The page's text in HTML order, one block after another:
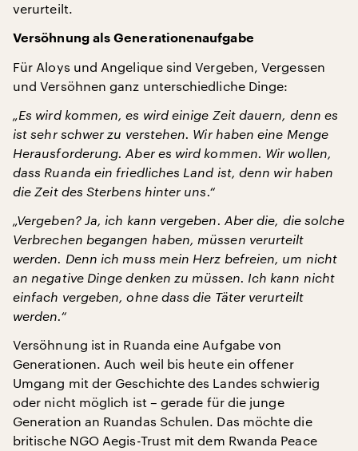
verurteilt.
Versöhnung als Generationenaufgabe
Für Aloys und Angelique sind Vergeben, Vergessen
und Versöhnen ganz unterschiedliche Dinge:
„Es wird kommen, es wird einige Zeit dauern, denn es
ist sehr schwer zu verstehen. Wir haben eine Menge
Herausforderung. Aber es wird kommen. Wir wollen,
dass Ruanda ein friedliches Land ist, denn wir haben
die Zeit des Sterbens hinter uns.“
„Vergeben? Ja, ich kann vergeben. Aber die, die solche
Verbrechen begangen haben, müssen verurteilt
werden. Denn ich muss mein Herz befreien, um nicht
an negative Dinge denken zu müssen. Ich kann nicht
einfach vergeben, ohne dass die Täter verurteilt
werden.“
Versöhnung ist in Ruanda eine Aufgabe von
Generationen. Auch weil bis heute ein offener
Umgang mit der Geschichte des Landes schwierig
oder nicht möglich ist – gerade für die junge
Generation an Ruandas Schulen. Das möchte die
britische NGO Aegis-Trust mit dem Rwanda Peace